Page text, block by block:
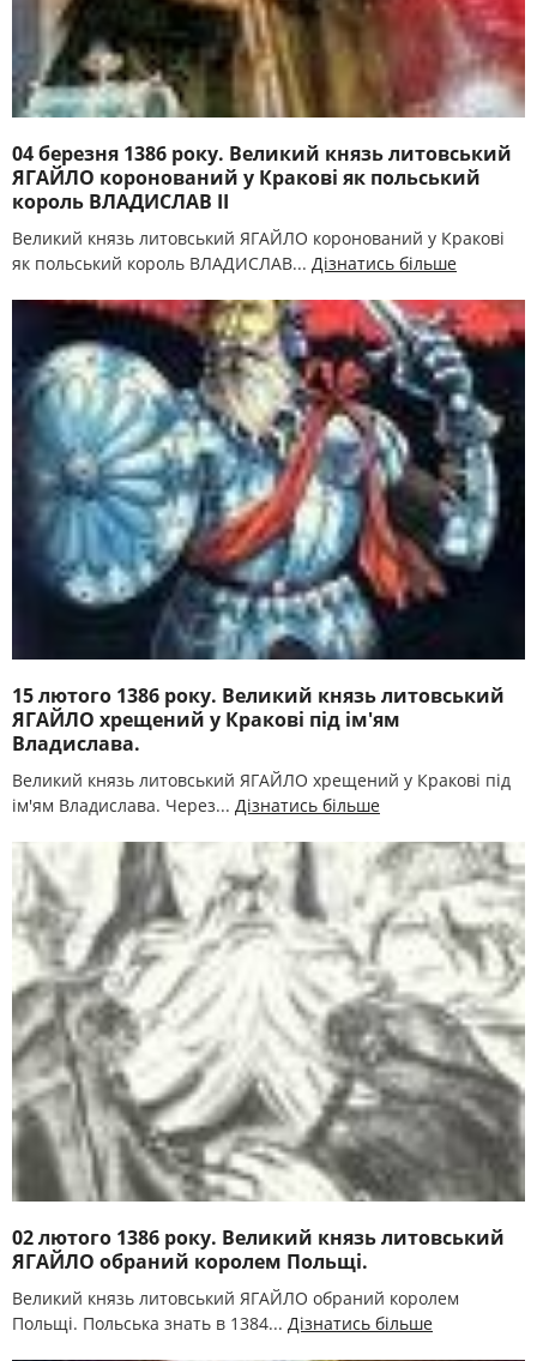
04 березня 1386 року. Великий князь литовський
ЯГАЙЛО коронований у Кракові як польський
король ВЛАДИСЛАВ II
Великий князь литовський ЯГАЙЛО коронований у Кракові
як польський король ВЛАДИСЛАВ... Дізнатись більше
15 лютого 1386 року. Великий князь литовський
ЯГАЙЛО хрещений у Кракові під ім'ям
Владислава.
Великий князь литовський ЯГАЙЛО хрещений у Кракові під
ім'ям Владислава. Через... Дізнатись більше
02 лютого 1386 року. Великий князь литовський
ЯГАЙЛО обраний королем Польщі.
Великий князь литовський ЯГАЙЛО обраний королем
Польщі. Польська знать в 1384... Дізнатись більше